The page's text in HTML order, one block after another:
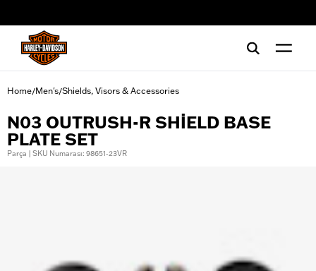
Home/Men's/Shields, Visors & Accessories
N03 OUTRUSH-R SHIELD BASE
PLATE SET
Parça | SKU Numarası: 98651-23VR